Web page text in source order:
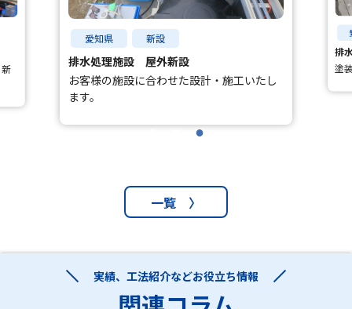
愛知県 新設
排水処理施設 屋外新設
お客様の施設に合わせた設計・施工いたし
ます。
排
塗
一覧 〉
実績、工法紹介などお役立ち情報